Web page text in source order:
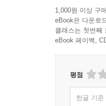
1,000원 이상 구
eBook은 다운로
클래스는 첫번째
eBook 페이백,
평점
한글 기준